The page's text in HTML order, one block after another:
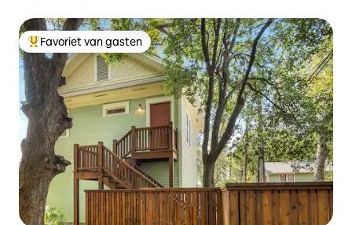
Topfavoriet van gasten
Favoriet van gasten